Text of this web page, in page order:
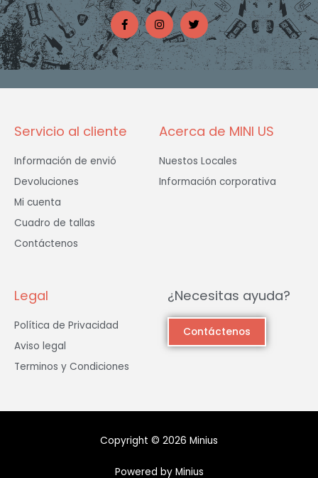
F
a
c
e
b
o
o
I
n
s
t
a
g
r
T
w
i
t
t
e
Servicio al cliente
Información de envió
Devoluciones
Mi cuenta
Cuadro de tallas
Contáctenos
Acerca de MINI US
Nuestos Locales
Información corporativa
Legal
Política de Privacidad
Aviso legal
Terminos y Condiciones
¿Necesitas ayuda?
Contáctenos
Copyright © 2026 Minius
Powered by Minius